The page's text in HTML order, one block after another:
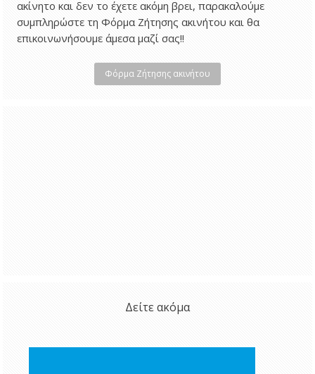
ακίνητο και δεν το έχετε ακόμη βρει, παρακαλούμε
συμπληρώστε τη Φόρμα Ζήτησης ακινήτου και θα
επικοινωνήσουμε άμεσα μαζί σας!!
Φόρμα Ζήτησης ακινήτου
Δείτε ακόμα